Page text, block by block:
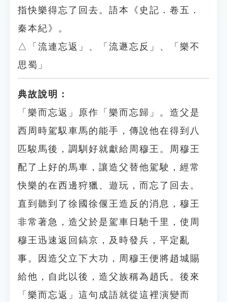
指快樂得忘了回去。語本《史記．卷五．
秦本紀》。
△「流連忘返」、「流遯忘反」、「樂不
思蜀」
典故說明：
「樂而忘返」原作「樂而忘歸」。造父是
西周時駕馭車馬的能手，傳說他在得到八
匹駿馬後，調馴好就獻給周穆王。周穆王
配了上好的馬車，讓造父替他駕駛，經常
快樂的在西邊狩獵、遊玩，而忘了回去。
直到聽到了徐國徐偃王造反的消息，穆王
非常著急，造父於是駕車日馳千里，使周
穆王迅速返回鎬京，及時發兵，平定亂
事。因造父立下大功，周穆王便將趙城賜
給他，自此以後，造父族稱為趙氏。後來
「樂而忘返」這句成語就從這裡演變而